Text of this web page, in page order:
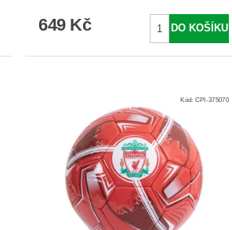
649 Kč
Kód: CPI-375070